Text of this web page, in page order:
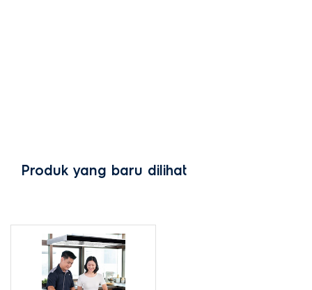
Produk yang baru dilihat